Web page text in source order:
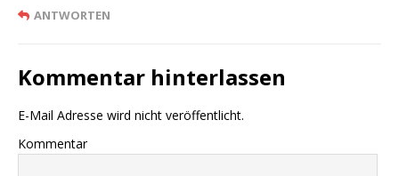
ANTWORTEN
Kommentar hinterlassen
E-Mail Adresse wird nicht veröffentlicht.
Kommentar